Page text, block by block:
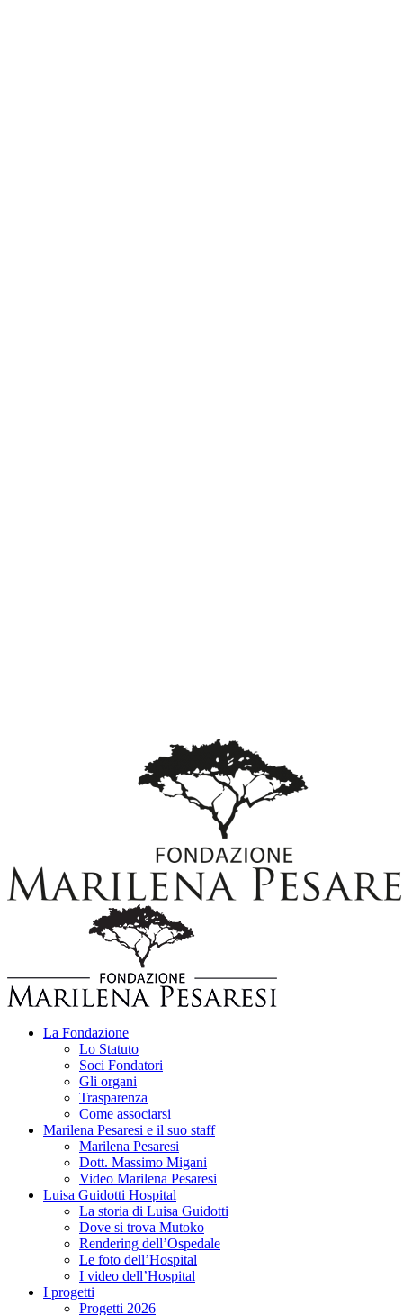
La Fondazione
Lo Statuto
Soci Fondatori
Gli organi
Trasparenza
Come associarsi
Marilena Pesaresi e il suo staff
Marilena Pesaresi
Dott. Massimo Migani
Video Marilena Pesaresi
Luisa Guidotti Hospital
La storia di Luisa Guidotti
Dove si trova Mutoko
Rendering dell’Ospedale
Le foto dell’Hospital
I video dell’Hospital
I progetti
Progetti 2026